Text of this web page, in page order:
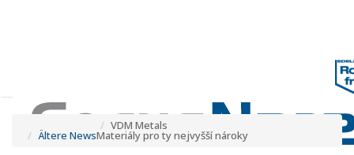
Ältere News
VDM Metals
Materiály pro ty nejvyšší nároky